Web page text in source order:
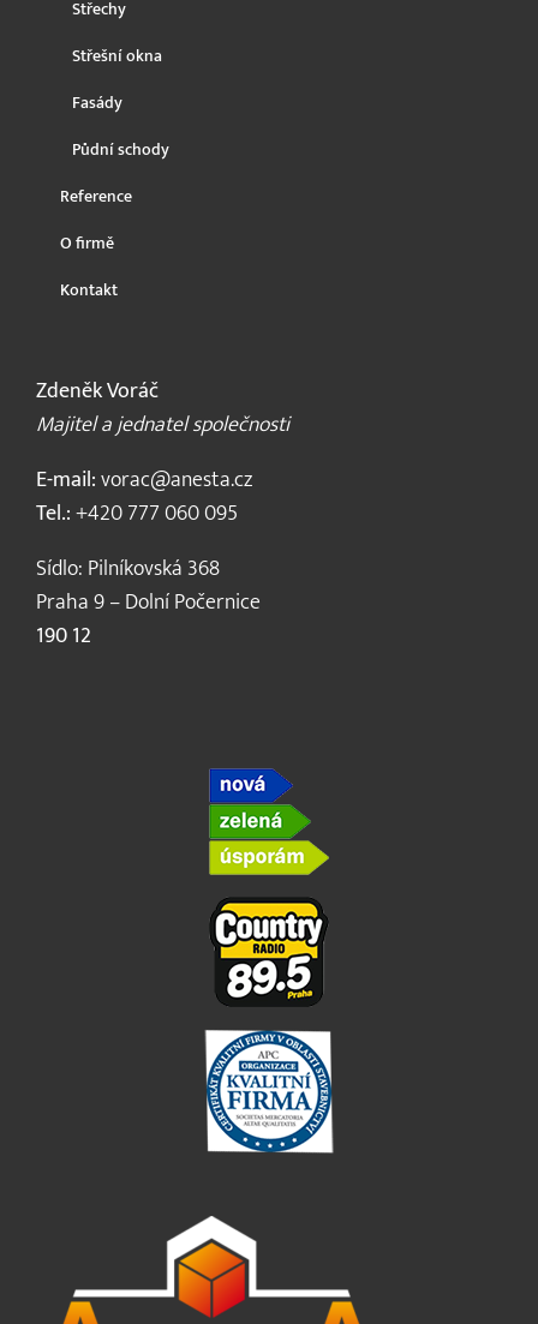
Střechy
Střešní okna
Fasády
Půdní schody
Reference
O firmě
Kontakt
Zdeněk Voráč
Majitel a jednatel společnosti
E-mail:vorac@anesta.cz
Tel.:+420 777 060 095
Sídlo: Pilníkovská 368
Praha 9 – Dolní Počernice
190 12